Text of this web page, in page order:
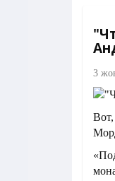
3
Вот,